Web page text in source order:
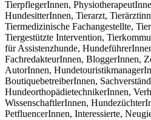
TierpflegerInnen,
HundesitterInnen, Tierarzt,
Tiermedizinische Fachangestellte,
Tiergestützte Intervention,
für Assistenzhunde,
FachredakteurInnen, BloggerInnen,
AutorInnen,
BoutiquebetreiberInnen,
HundeorthopädietechnikerInnen,
WissenschaftlerInnen,
PetfluencerInnen, Interessierte,